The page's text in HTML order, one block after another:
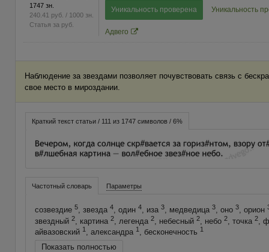
1747 зн.
240.41 руб. / 1000 зн.
Статья за руб.
Уникальность проверена Уникальность
Адвего
Наблюдение за звездами позволяет почувствовать связь с
свое место в мироздании.
Краткий текст статьи / 111 из 1747 символов / 6%
Частотный словарь Параметры
созвездие 5, звезда 4, один 4, иза 3, медведица 3, оно 3, орион
звездный 2, картина 2, легенда 2, небесный 2, небо 2, точка 2,
айвазовский 1, александра 1, бесконечность 1
Показать полностью